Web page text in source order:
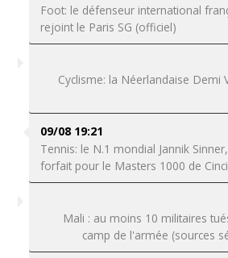
Foot: le défenseur international
rejoint le Paris SG (officiel)
Cyclisme: la Néerlandaise Demi
09/08 19:21
Tennis: le N.1 mondial Jannik
forfait pour le Masters 1000 de
Mali : au moins 10 militaires
camp de l'armée (sources